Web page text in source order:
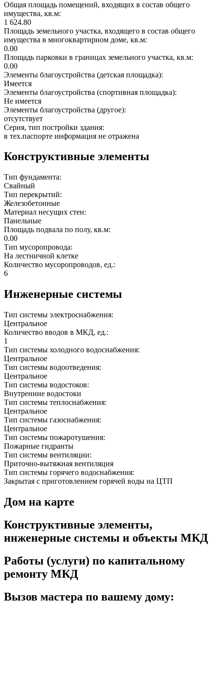
Общая площадь помещений, входящих в состав общего
имущества, кв.м:
1 624.80
Площадь земельного участка, входящего в состав общего
имущества в многоквартирном доме, кв.м:
0.00
Площадь парковки в границах земельного участка, кв.м:
0.00
Элементы благоустройства (детская площадка):
Имеется
Элементы благоустройства (спортивная площадка):
Не имеется
Элементы благоустройства (другое):
отсутствует
Серия, тип постройки здания:
в тех.паспорте информация не отражена
Конструктивные элементы
Тип фундамента:
Свайный
Тип перекрытий:
Железобетонные
Материал несущих стен:
Панельные
Площадь подвала по полу, кв.м:
0.00
Тип мусоропровода:
На лестничной клетке
Количество мусоропроводов, ед.:
6
Инженерные системы
Тип системы электроснабжения:
Центральное
Количество вводов в МКД, ед.:
1
Тип системы холодного водоснабжения:
Центральное
Тип системы водоотведения:
Центральное
Тип системы водостоков:
Внутренние водостоки
Тип системы теплоснабжения:
Центральное
Тип системы газоснабжения:
Центральное
Тип системы пожаротушения:
Пожарные гидранты
Тип системы вентиляции:
Приточно-вытяжная вентиляция
Тип системы горячего водоснабжения:
Закрытая с приготовлением горячей воды на ЦТП
Дом на карте
Конструктивные элементы,
инженерные системы и объекты МКД
Работы (услуги) по капитальному
ремонту МКД
Вызов мастера по вашему дому: